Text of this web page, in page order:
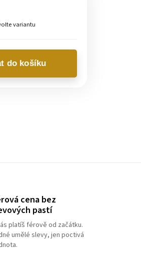
variantu
do košíku
cena bez
pastí
platíš férově od začátku.
umělé slevy, jen poctivá